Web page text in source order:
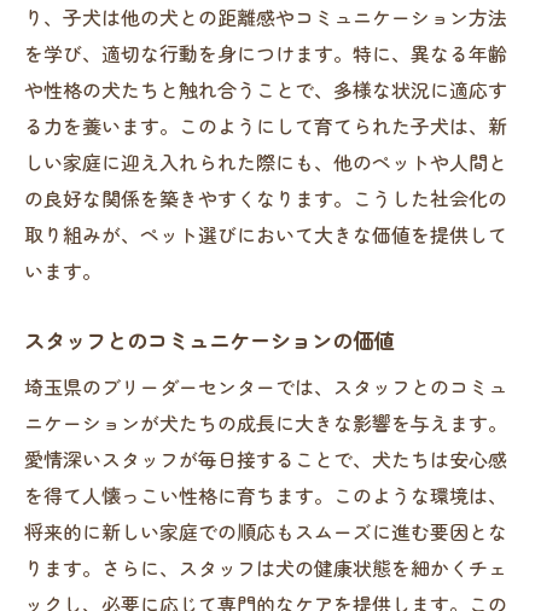
り、子犬は他の犬との距離感やコミュニケーション方法
を学び、適切な行動を身につけます。特に、異なる年齢
や性格の犬たちと触れ合うことで、多様な状況に適応す
る力を養います。このようにして育てられた子犬は、新
しい家庭に迎え入れられた際にも、他のペットや人間と
の良好な関係を築きやすくなります。こうした社会化の
取り組みが、ペット選びにおいて大きな価値を提供して
います。
スタッフとのコミュニケーションの価値
埼玉県のブリーダーセンターでは、スタッフとのコミュ
ニケーションが犬たちの成長に大きな影響を与えます。
愛情深いスタッフが毎日接することで、犬たちは安心感
を得て人懐っこい性格に育ちます。このような環境は、
将来的に新しい家庭での順応もスムーズに進む要因とな
ります。さらに、スタッフは犬の健康状態を細かくチェ
ックし、必要に応じて専門的なケアを提供します。この